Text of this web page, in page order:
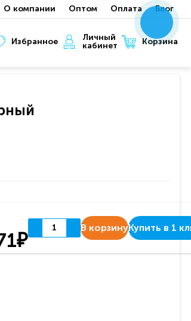
О компании Оптом Оплата Блог
Избранное
Личный
кабинет
Корзина
В корзинуКупить в 1
xxx